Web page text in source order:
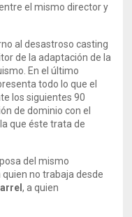
el mismo director y
al desastroso casting
de la adaptación de la
En el último
todo lo que el
los siguientes 90
de dominio con el
que éste trata de
del mismo
quien no trabaja desde
, a quien